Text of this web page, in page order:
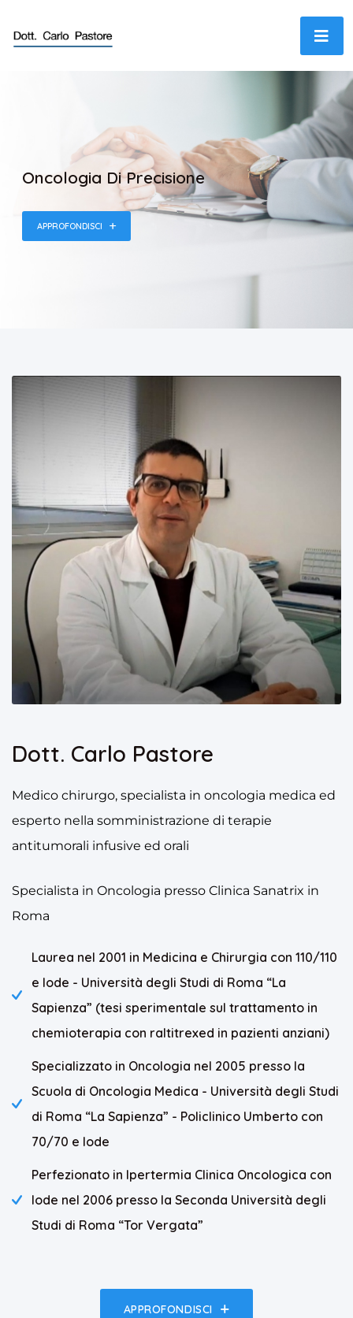
APPROFONDISCI
Oncologia Di Precisione
Dott. Carlo Pastore
Medico chirurgo, specialista in oncologia medica ed
esperto nella somministrazione di terapie
antitumorali infusive ed orali
Specialista in Oncologia presso Clinica Sanatrix in
Roma
Laurea nel 2001 in Medicina e Chirurgia con 110/110
e lode - Università degli Studi di Roma “La
Sapienza” (tesi sperimentale sul trattamento in
chemioterapia con raltitrexed in pazienti anziani)
Specializzato in Oncologia nel 2005 presso la
Scuola di Oncologia Medica - Università degli Studi
di Roma “La Sapienza” - Policlinico Umberto con
70/70 e lode
Perfezionato in Ipertermia Clinica Oncologica con
lode nel 2006 presso la Seconda Università degli
Studi di Roma “Tor Vergata”
APPROFONDISCI